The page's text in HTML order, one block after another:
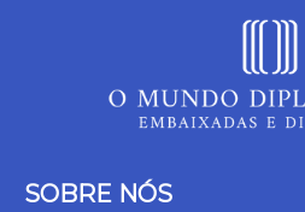
SOBRE NÓS